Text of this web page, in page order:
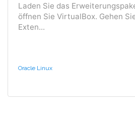
Laden Sie das
öffnen Sie VirtualBox. Gehen
Exten...
Oracle Linux